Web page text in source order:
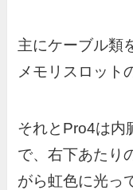
主にケーブル類
メモリスロット
それとPro4は内
で、右下あたり
がら虹色に光っ